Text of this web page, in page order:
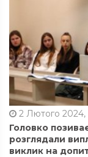
2 Лютого 2024,
Головко
розглядали
виклик на